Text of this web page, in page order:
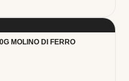
MOLINO DI FERRO